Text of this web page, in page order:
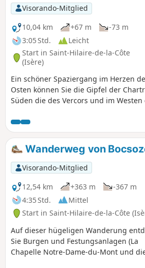
Visorando-Mitglied
10,04 km
+67 m
-73 m
3:05 Std.
Leicht
Start in Saint-Hilaire-de-la-Côte
(Isère)
Ein schöner Spaziergang im Herzen
Osten können Sie die Gipfel der
Süden die des Vercors und im Westen
begehbaren Schotterwegen.
Wanderweg von
Visorando-Mitglied
12,54 km
+363 m
-367 m
4:35 Std.
Mittel
Start in Saint-Hilaire-de-la-Côte
Auf dieser hügeligen Wanderung
Sie Burgen und Festungsanlagen (La
Chapelle Notre-Dame-du-Mont und